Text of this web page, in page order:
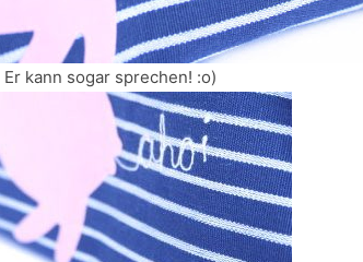
Er kann sogar sprechen! :o)